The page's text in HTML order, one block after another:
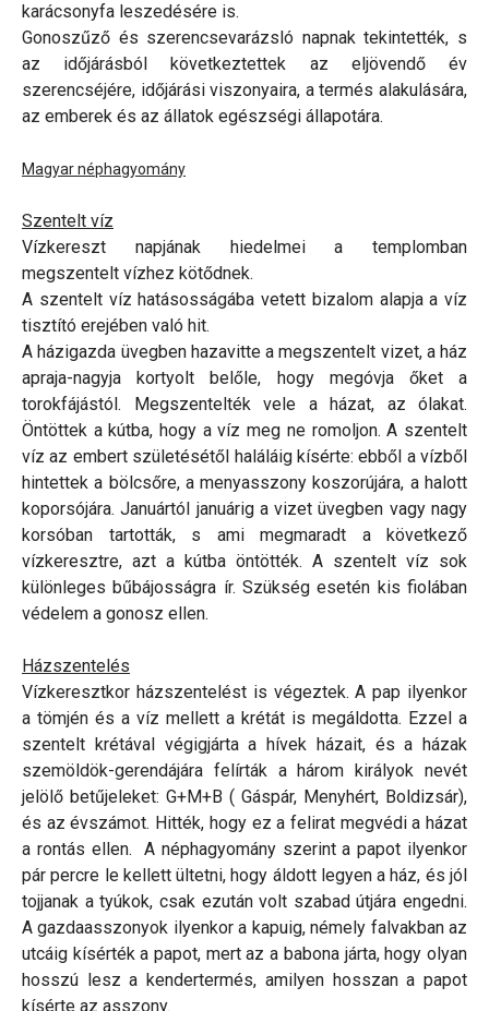
karácsonyfa leszedésére is.
Gonoszűző és szerencsevarázsló napnak tekintették, s
az időjárásból következtettek az eljövendő év
szerencséjére, időjárási viszonyaira, a termés alakulására,
az emberek és az állatok egészségi állapotára.
Magyar néphagyomány
Szentelt víz
Vízkereszt napjának hiedelmei a templomban
megszentelt vízhez kötődnek.
A szentelt víz hatásosságába vetett bizalom alapja a víz
tisztító erejében való hit.
A házigazda üvegben hazavitte a megszentelt vizet, a ház
apraja-nagyja kortyolt belőle, hogy megóvja őket a
torokfájástól. Megszentelték vele a házat, az ólakat.
Öntöttek a kútba, hogy a víz meg ne romoljon. A szentelt
víz az embert születésétől haláláig kísérte: ebből a vízből
hintettek a bölcsőre, a menyasszony koszorújára, a halott
koporsójára. Januártól januárig a vizet üvegben vagy nagy
korsóban tartották, s ami megmaradt a következő
vízkeresztre, azt a kútba öntötték. A szentelt víz sok
különleges bűbájosságra ír. Szükség esetén kis fiolában
védelem a gonosz ellen.
Házszentelés
Vízkeresztkor házszentelést is végeztek. A pap ilyenkor
a tömjén és a víz mellett a krétát is megáldotta. Ezzel a
szentelt krétával végigjárta a hívek házait, és a házak
szemöldök-gerendájára felírták a három királyok nevét
jelölő betűjeleket: G+M+B ( Gáspár, Menyhért, Boldizsár),
és az évszámot. Hitték, hogy ez a felirat megvédi a házat
a rontás ellen. A néphagyomány szerint a papot ilyenkor
pár percre le kellett ültetni, hogy áldott legyen a ház, és jól
tojjanak a tyúkok, csak ezután volt szabad útjára engedni.
A gazdaasszonyok ilyenkor a kapuig, némely falvakban az
utcáig kísérték a papot, mert az a babona járta, hogy olyan
hosszú lesz a kendertermés, amilyen hosszan a papot
kísérte az asszony.